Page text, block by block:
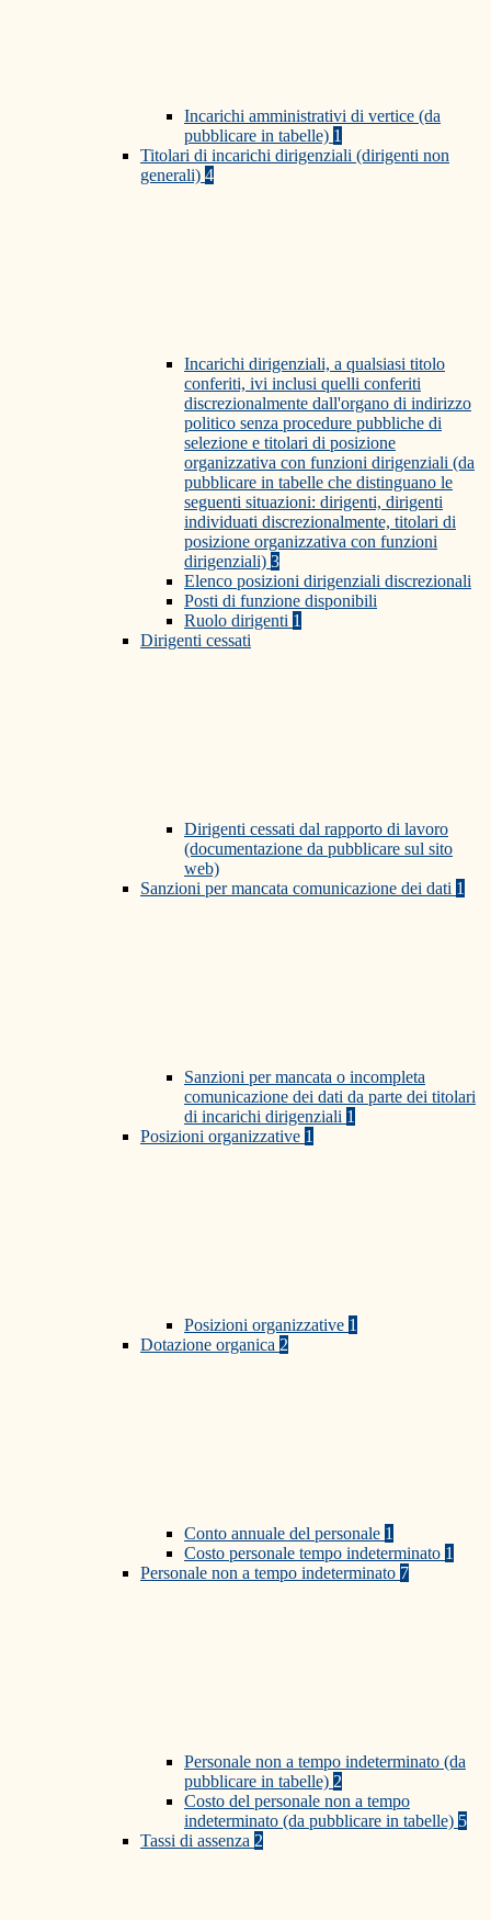
Incarichi amministrativi di vertice (da
pubblicare in tabelle) 1
Titolari di incarichi dirigenziali (dirigenti non
generali) 4
Incarichi dirigenziali, a qualsiasi titolo
conferiti, ivi inclusi quelli conferiti
discrezionalmente dall'organo di indirizzo
politico senza procedure pubbliche di
selezione e titolari di posizione
organizzativa con funzioni dirigenziali (da
pubblicare in tabelle che distinguano le
seguenti situazioni: dirigenti, dirigenti
individuati discrezionalmente, titolari di
posizione organizzativa con funzioni
dirigenziali) 3
Elenco posizioni dirigenziali discrezionali
Posti di funzione disponibili
Ruolo dirigenti 1
Dirigenti cessati
Dirigenti cessati dal rapporto di lavoro
(documentazione da pubblicare sul sito
web)
Sanzioni per mancata comunicazione dei dati 1
Sanzioni per mancata o incompleta
comunicazione dei dati da parte dei titolari
di incarichi dirigenziali 1
Posizioni organizzative 1
Posizioni organizzative 1
Dotazione organica 2
Conto annuale del personale 1
Costo personale tempo indeterminato 1
Personale non a tempo indeterminato 7
Personale non a tempo indeterminato (da
pubblicare in tabelle) 2
Costo del personale non a tempo
indeterminato (da pubblicare in tabelle) 5
Tassi di assenza 2